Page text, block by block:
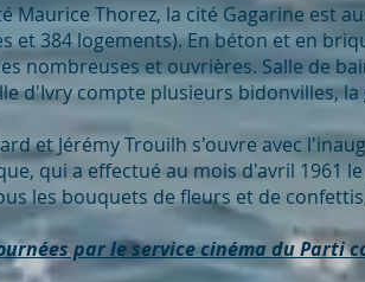
Maurice Thorez, la cité Gagarine est
et 384 logements). En béton et en
nombreuses et ouvrières. Salle de
d'Ivry compte plusieurs bidonvilles,
et Jérémy Trouilh s'ouvre avec
qui a effectué au mois d'avril 1961
les bouquets de fleurs et de
par le service cinéma du Parti